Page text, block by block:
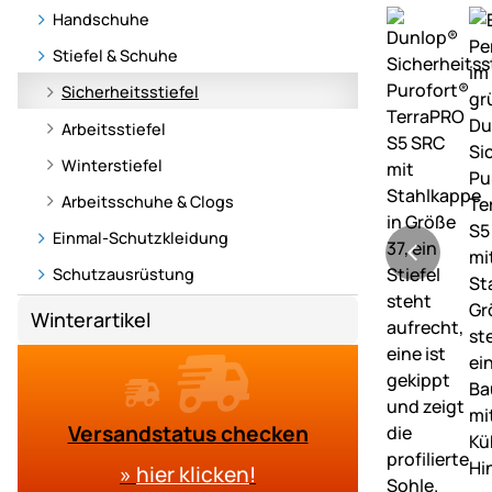
Handschuhe
Stiefel & Schuhe
Sicherheitsstiefel
Arbeitsstiefel
Winterstiefel
Arbeitsschuhe & Clogs
Einmal-Schutzkleidung
Schutzausrüstung
Winterartikel
Versandstatus checken
» hier klicken!